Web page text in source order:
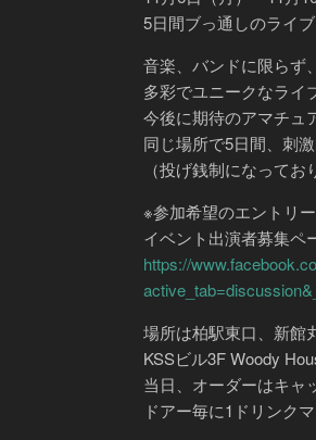
5日間ブっ通しのライ
音楽、バンドに限らず
多彩でユニークなライ
今後に期待のアマチュ
同じ場所で5日間、刺
（投げ銭制になってお
※参加希望のエントリー
イベント出演者募集ペ
https://
場所は柏駅東口、新館
KSSビル3F Woody
当日、オーダーはキャ
ドアー毎に1ドリンク